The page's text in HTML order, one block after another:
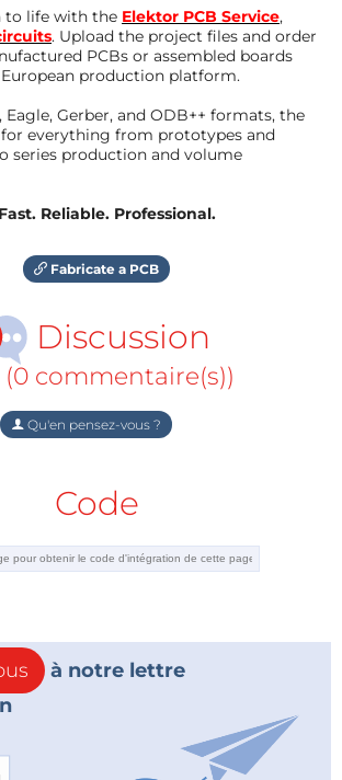
to life with the Elektor PCB Service,
. Upload the project files and order
PCBs or assembled boards
production platform.
Gerber, and ODB++ formats, the
everything from prototypes and
series production and volume
Reliable. Professional.
Fabricate a PCB
Discussion
(0 commentaire(s))
Qu'en pensez-vous ?
Code
à notre lettre